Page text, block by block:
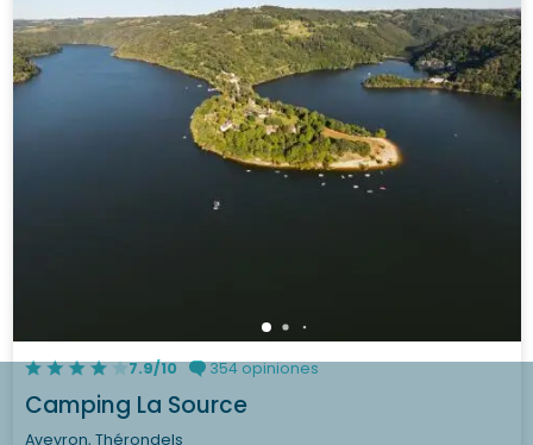
7.9/10 354 opiniones
Camping La Source
Aveyron, Thérondels